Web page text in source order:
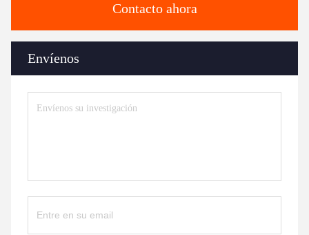
Contacto ahora
Envíenos